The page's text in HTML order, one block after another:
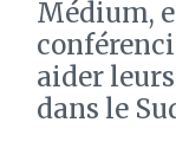
Médium,
aider
dans le